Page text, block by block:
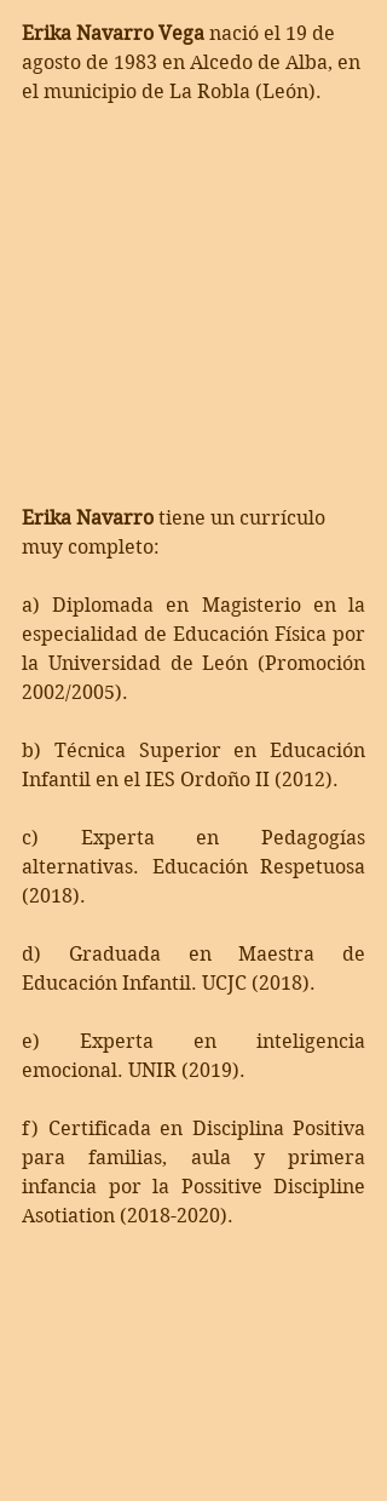
Erika Navarro Vega nació el 19 de
agosto de 1983 en Alcedo de Alba, en
el municipio de La Robla (León).
Erika Navarro tiene un currículo
muy completo:
a) Diplomada en Magisterio en la
especialidad de Educación Física por
la Universidad de León (Promoción
2002/2005).
b) Técnica Superior en Educación
Infantil en el IES Ordoño II (2012).
c) Experta en Pedagogías
alternativas. Educación Respetuosa
(2018).
d) Graduada en Maestra de
Educación Infantil. UCJC (2018).
e) Experta en inteligencia
emocional. UNIR (2019).
f) Certificada en Disciplina Positiva
para familias, aula y primera
infancia por la Possitive Discipline
Asotiation (2018-2020).